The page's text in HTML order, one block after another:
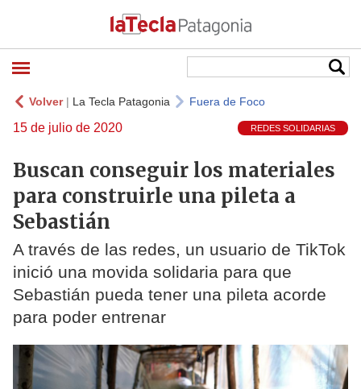
Volver| La Tecla Patagonia Fuera de Foco
15 de julio de 2020 REDES SOLIDARIAS
Buscan conseguir los materiales
para construirle una pileta a
Sebastián
A través de las redes, un usuario de TikTok
inició una movida solidaria para que
Sebastián pueda tener una pileta acorde
para poder entrenar